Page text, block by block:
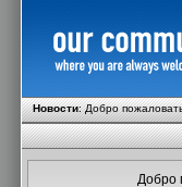
Новости:Добро
Добро